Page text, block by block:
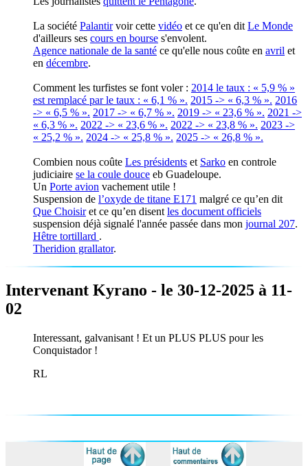
La société Palantirvoir cette vidéo et ce qu'en dit Le Monde
d'ailleurs ses cours en bourse s'envolent.
Agence nationale de la santé ce qu'elle nous coûte en avril et
en décembre.
Comment les turfistes se font voler : 2014 le taux : « 5,9 % »
est remplacé par le taux : « 6,1 % ». 2015 -> « 6,3 % ». 2016
-> « 6,5 % ». 2017 -> « 6,7 % ». 2019 -> « 23,6 % ». 2021 ->
« 6,3 % ». 2022 -> « 23,6 % ». 2022 -> « 23,8 % ». 2023 ->
« 25,2 % ». 2024 -> « 25,8 % ». 2025 -> « 26,8 % ».
Combien nous coûte Les présidents et Sarko en controle
judiciaire se la coule douce eb Guadeloupe.
Un Porte avion vachement utile !
Suspension de l’oxyde de titane E171 malgré ce qu’en dit
Que Choisiret ce qu’en disent les document officiels
suspension déjà signalé l'année passée dans mon journal 207.
Hêtre tortillard .
Theridion grallator.
Intervenant Kyrano - le 30-12-2025 à 11-
02
Interessant, galvanisant ! Et un PLUS PLUS pour les
Conquistador !
RL